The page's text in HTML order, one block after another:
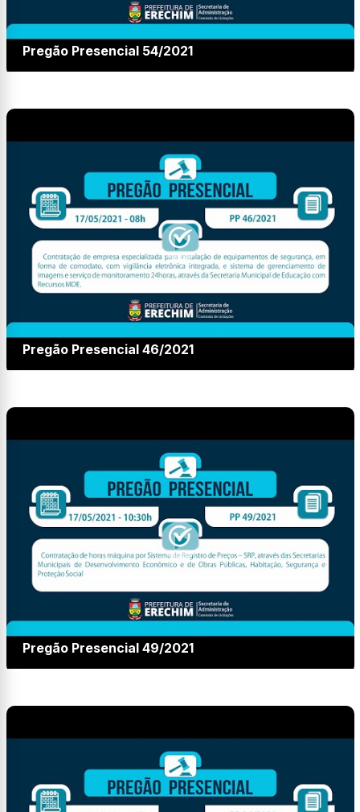
Pregão Presencial 54/2021
Pregão Presencial 46/2021
Pregão Presencial 49/2021